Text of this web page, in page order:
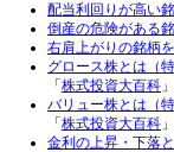
配当利回りが高い
倒産の危険がある
右肩上がりの銘柄
グロース株とは（
「 株式投資大百科
バリュー株とは（
「 株式投資大百科
金利の上昇・下落